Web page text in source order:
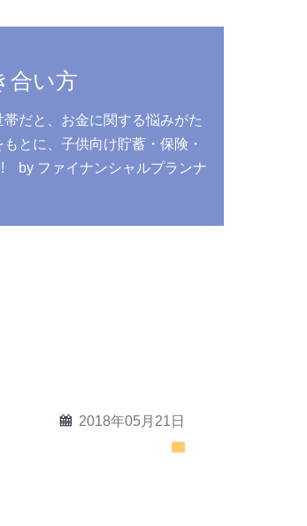
合い方
だと、お金に関する悩みがた
とに、子供向け貯蓄・保険・
by ファイナンシャルプランナ
calendar 2018年05月21日
folder